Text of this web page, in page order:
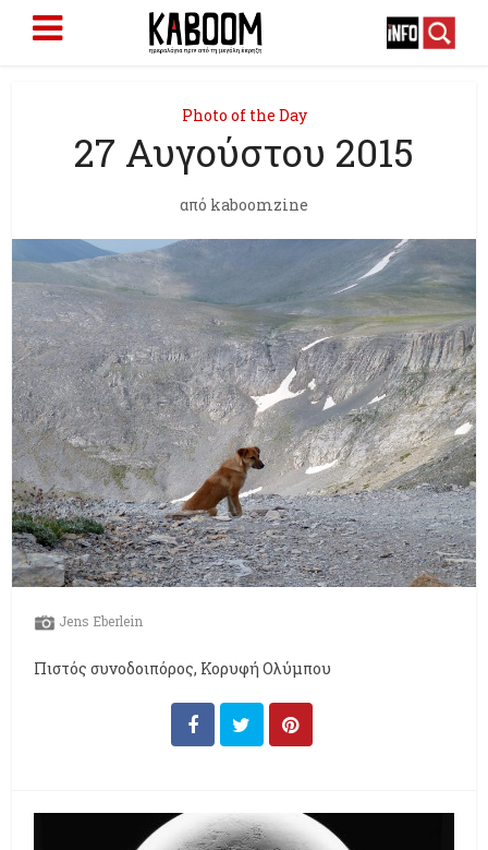
Photo of the Day
27 Αυγούστου 2015
από kaboomzine
Jens Eberlein
Πιστός συνοδοιπόρος, Κορυφή Ολύμπου